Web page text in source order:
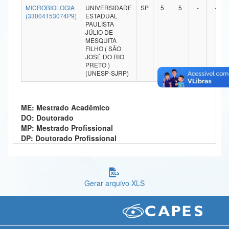
Ministério da Ciência, Tecnologia, Inovações e Comunicações
Ministério do Desenvolvimento Regional
Ministério da Mulher, da Família e dos Direitos Humanos
Secretaria-Geral
Advocacia-Geral da União
MICROBIOLOGIA
(33004153074P9)
UNIVERSIDADE
ESTADUAL
PAULISTA
JÚLIO DE
MESQUITA
FILHO ( SÃO
JOSÉ DO RIO
PRETO )
(UNESP-SJRP)
SP 5 5 - -
ME: Mestrado Acadêmico
DO: Doutorado
MP: Mestrado Profissional
DP: Doutorado Profissional
Gerar arquivo XLS